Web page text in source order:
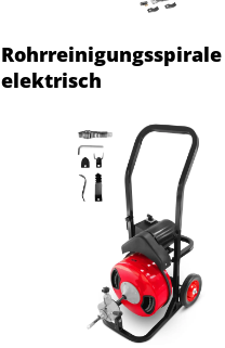
Rohrreinigungsspirale
elektrisch